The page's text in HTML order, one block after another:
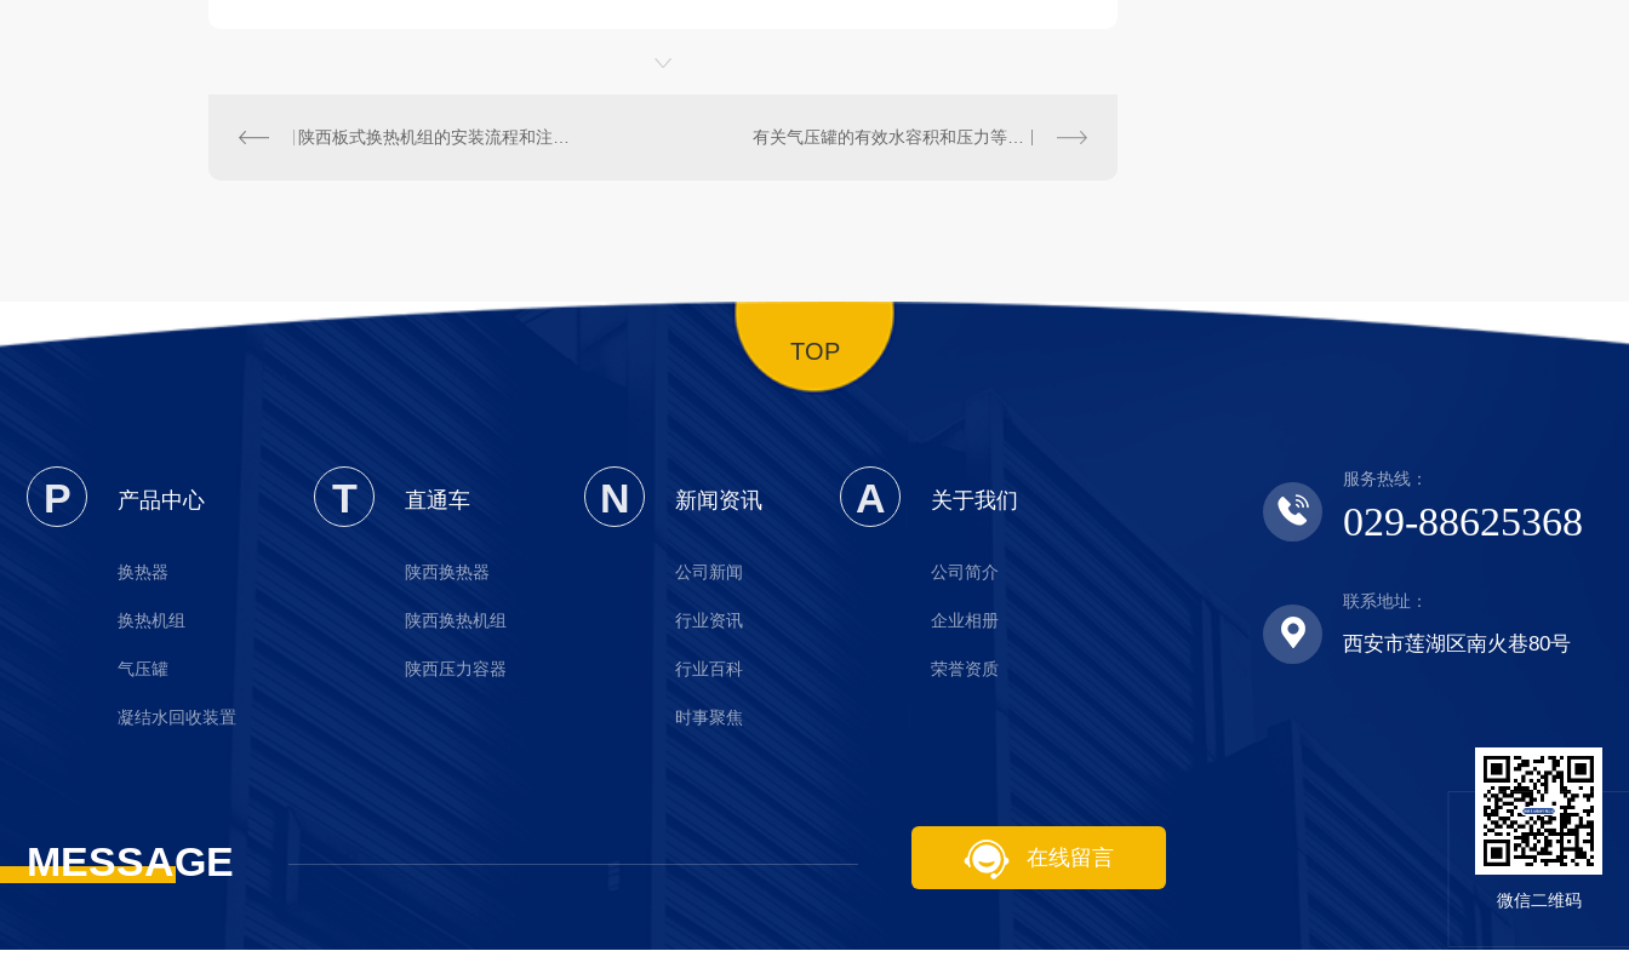
陕西板式换热机组的安装流程和注意事项。 有关气压罐的有效水容积和压力等级。
TOP
P 产品中心
换热器
换热机组
气压罐
凝结水回收装置
T 直通车
陕西换热器
陕西换热机组
陕西压力容器
N 新闻资讯
公司新闻
行业资讯
行业百科
时事聚焦
A 关于我们
公司简介
企业相册
荣誉资质
服务热线：
029-88625368
联系地址：
西安市莲湖区南火巷80号
MESSAGE 在线留言
微信二维码